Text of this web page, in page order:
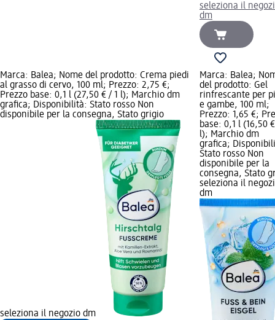
seleziona il
dm
Marca: Balea; Nome del prodotto: Crema piedi
al grasso di cervo, 100 ml; Prezzo: 2,75 €;
Prezzo base: 0,1 l (27,50 € / 1 l); Marchio dm
grafica; Disponibilità: Stato rosso Non
disponibile per la consegna, Stato grigio
seleziona il negozio dm
Marca: Balea;
del prodotto: Gel
rinfrescante per
e gambe, 100 ml;
Prezzo: 1,65 €;
base: 0,1 l (16,50
l); Marchio dm
grafica;
Stato rosso Non
disponibile per la
consegna, Stato
seleziona il
dm